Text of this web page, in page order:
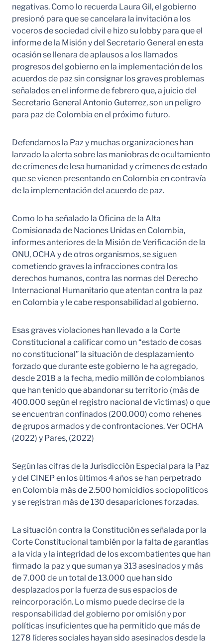
negativas. Como lo recuerda Laura Gil, el gobierno
presionó para que se cancelara la invitación a los
voceros de sociedad civil e hizo su lobby para que el
informe de la Misión y del Secretario General en esta
ocasión se llenara de aplausos a los llamados
progresos del gobierno en la implementación de los
acuerdos de paz sin consignar los graves problemas
señalados en el informe de febrero que, a juicio del
Secretario General Antonio Guterrez, son un peligro
para paz de Colombia en el próximo futuro.
Defendamos la Paz y muchas organizaciones han
lanzado la alerta sobre las maniobras de ocultamiento
de crímenes de lesa humanidad y crímenes de estado
que se vienen presentando en Colombia en contravía
de la implementación del acuerdo de paz.
Como lo ha señalado la Oficina de la Alta
Comisionada de Naciones Unidas en Colombia,
informes anteriores de la Misión de Verificación de la
ONU, OCHA y de otros organismos, se siguen
cometiendo graves la infracciones contra los
derechos humanos, contra las normas del Derecho
Internacional Humanitario que atentan contra la paz
en Colombia y le cabe responsabilidad al gobierno.
Esas graves violaciones han llevado a la Corte
Constitucional a calificar como un “estado de cosas
no constitucional” la situación de desplazamiento
forzado que durante este gobierno le ha agregado,
desde 2018 a la fecha, medio millón de colombianos
que han tenido que abandonar su territorio (más de
400.000 según el registro nacional de víctimas) o que
se encuentran confinados (200.000) como rehenes
de grupos armados y de confrontaciones. Ver OCHA
(2022) y Pares, (2022)
Según las cifras de la Jurisdicción Especial para la Paz
y del CINEP en los últimos 4 años se han perpetrado
en Colombia más de 2.500 homicidios sociopolíticos
y se registran más de 130 desapariciones forzadas.
La situación contra la Constitución es señalada por la
Corte Constitucional también por la falta de garantías
a la vida y la integridad de los excombatientes que han
firmado la paz y que suman ya 313 asesinados y más
de 7.000 de un total de 13.000 que han sido
desplazados por la fuerza de sus espacios de
reincorporación. Lo mismo puede decirse de la
responsabilidad del gobierno por omisión y por
políticas insuficientes que ha permitido que más de
1278 líderes sociales hayan sido asesinados desde la